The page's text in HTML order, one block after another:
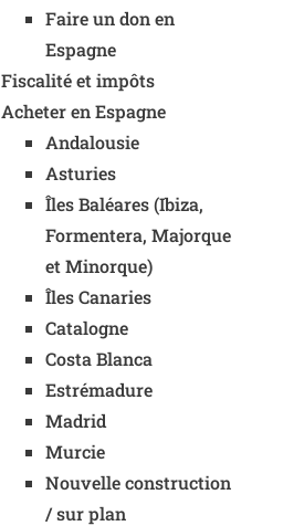
Faire un don en
Espagne
Fiscalité et impôts
Acheter en Espagne
Andalousie
Asturies
Îles Baléares (Ibiza,
Formentera, Majorque
et Minorque)
Îles Canaries
Catalogne
Costa Blanca
Estrémadure
Madrid
Murcie
Nouvelle construction
/ sur plan